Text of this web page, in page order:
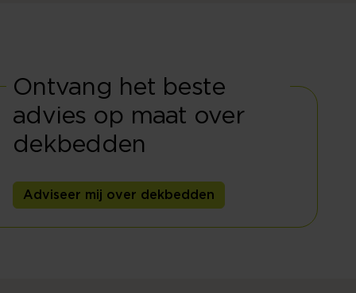
Ontvang het beste
advies op maat over
dekbedden
Adviseer mij over dekbedden